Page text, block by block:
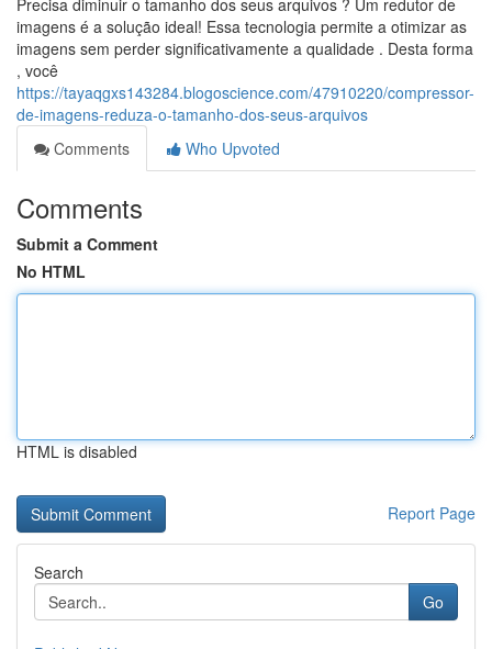
Precisa diminuir o tamanho dos seus arquivos ? Um redutor de
imagens é a solução ideal! Essa tecnologia permite a otimizar as
imagens sem perder significativamente a qualidade . Desta forma
, você
https://tayaqgxs143284.blogoscience.com/47910220/compressor-
de-imagens-reduza-o-tamanho-dos-seus-arquivos
Comments
Who Upvoted
Comments
Submit a Comment
No HTML
HTML is disabled
Report Page
Search
Go